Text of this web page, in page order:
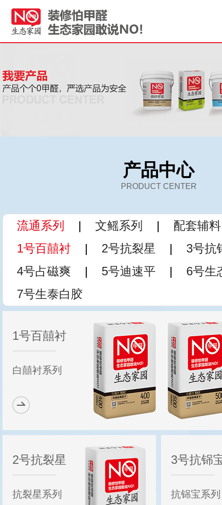
产品中心
PRODUCT CENTER
流通系列 | 文鳐系列 |
配套辅料
1号百囍衬
| 2号抗裂星 |
3号抗
4号占磁爽
| 5号迪速平 |
6号生
7号生泰白胶
1号百囍衬
白囍衬系列
2号抗裂星
抗裂星系列
3号抗铞
抗铞宝系列